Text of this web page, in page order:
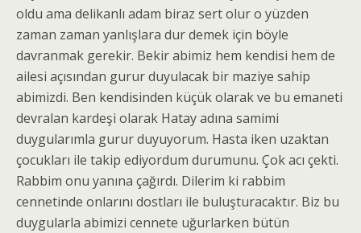
oldu ama delikanlı adam biraz sert olur o yüzden
zaman zaman yanlışlara dur demek için böyle
davranmak gerekir. Bekir abimiz hem kendisi hem de
ailesi açısından gurur duyulacak bir maziye sahip
abimizdi. Ben kendisinden küçük olarak ve bu emaneti
devralan kardeşi olarak Hatay adına samimi
duygularımla gurur duyuyorum. Hasta iken uzaktan
çocukları ile takip ediyordum durumunu. Çok acı çekti.
Rabbim onu yanına çağırdı. Dilerim ki rabbim
cennetinde onlarını dostları ile buluşturacaktır. Biz bu
duygularla abimizi cennete uğurlarken bütün